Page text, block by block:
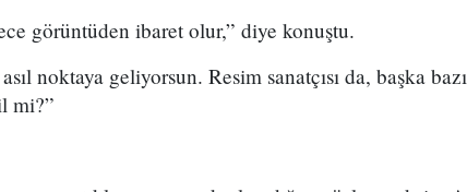
görüntüden ibaret olur,” diye konuştu.
noktaya geliyorsun. Resim sanatçısı da, başka
mi?”